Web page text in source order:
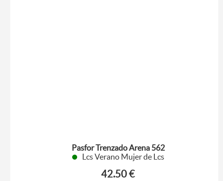
Pasfor Trenzado Arena 562
Lcs Verano Mujer de Lcs
42.50 €